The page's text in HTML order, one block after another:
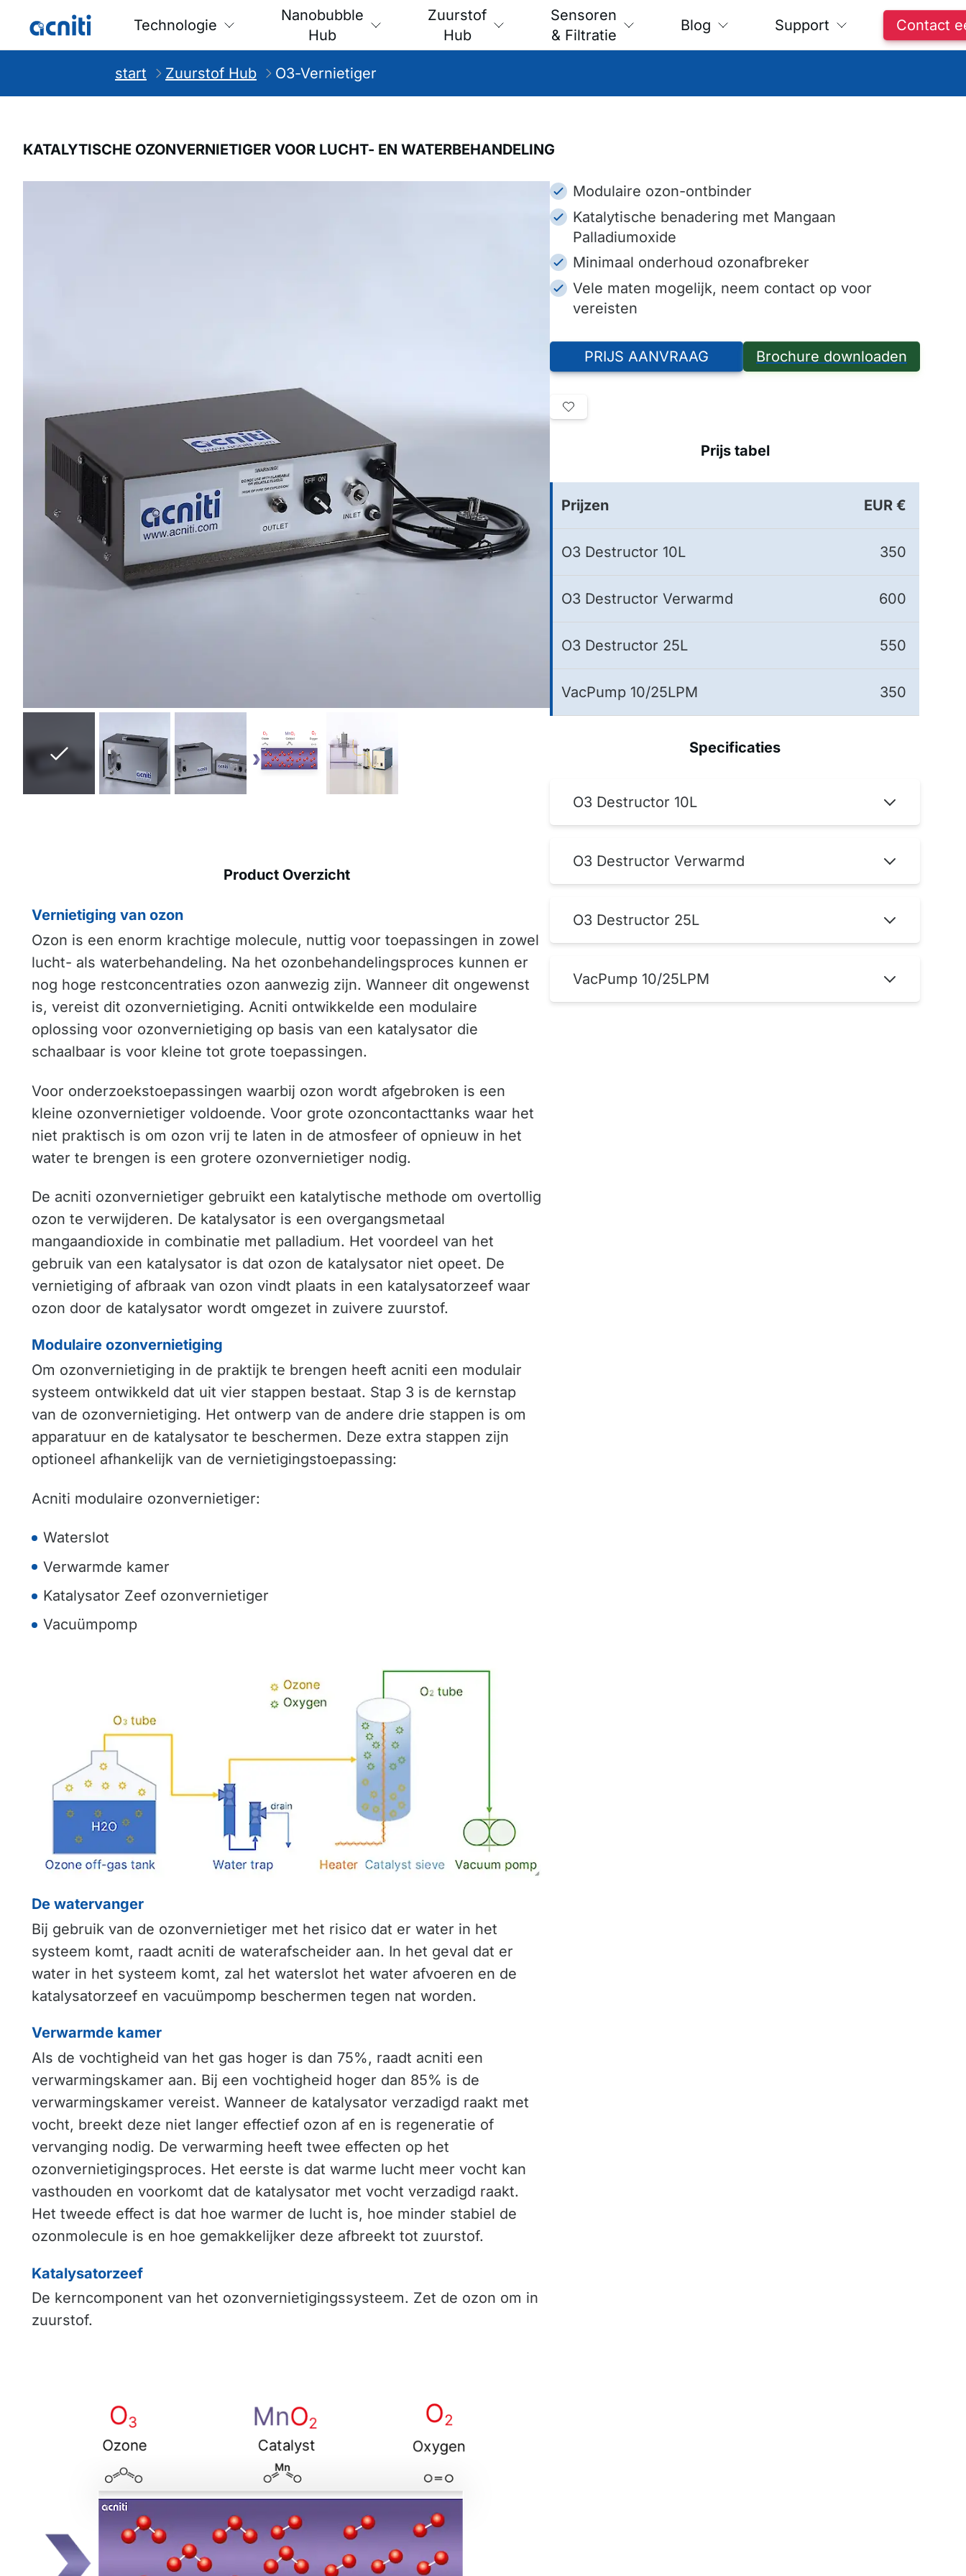
Technologie
Nanobubble
Hub
Zuurstof
Hub
Sensoren
& Filtratie
Blog Support Contact
start Zuurstof Hub O3-Vernietiger
KATALYTISCHE OZONVERNIETIGER VOOR LUCHT- EN WATERBEHANDELING
Product Overzicht
Vernietiging van ozon
Ozon is een enorm krachtige molecule, nuttig voor toepassingen in zowel
lucht- als waterbehandeling. Na het ozonbehandelingsproces kunnen er
nog hoge restconcentraties ozon aanwezig zijn. Wanneer dit ongewenst
is, vereist dit ozonvernietiging. Acniti ontwikkelde een modulaire
oplossing voor ozonvernietiging op basis van een katalysator die
schaalbaar is voor kleine tot grote toepassingen.
Voor onderzoekstoepassingen waarbij ozon wordt afgebroken is een
kleine ozonvernietiger voldoende. Voor grote ozoncontacttanks waar het
niet praktisch is om ozon vrij te laten in de atmosfeer of opnieuw in het
water te brengen is een grotere ozonvernietiger nodig.
De acniti ozonvernietiger gebruikt een katalytische methode om overtollig
ozon te verwijderen. De katalysator is een overgangsmetaal
mangaandioxide in combinatie met palladium. Het voordeel van het
gebruik van een katalysator is dat ozon de katalysator niet opeet. De
vernietiging of afbraak van ozon vindt plaats in een katalysatorzeef waar
ozon door de katalysator wordt omgezet in zuivere zuurstof.
Modulaire ozonvernietiging
Om ozonvernietiging in de praktijk te brengen heeft acniti een modulair
systeem ontwikkeld dat uit vier stappen bestaat. Stap 3 is de kernstap
van de ozonvernietiging. Het ontwerp van de andere drie stappen is om
apparatuur en de katalysator te beschermen. Deze extra stappen zijn
optioneel afhankelijk van de vernietigingstoepassing:
Acniti modulaire ozonvernietiger:
Waterslot
Verwarmde kamer
Katalysator Zeef ozonvernietiger
Vacuümpomp
De watervanger
Bij gebruik van de ozonvernietiger met het risico dat er water in het
systeem komt, raadt acniti de waterafscheider aan. In het geval dat er
water in het systeem komt, zal het waterslot het water afvoeren en de
katalysatorzeef en vacuümpomp beschermen tegen nat worden.
Verwarmde kamer
Als de vochtigheid van het gas hoger is dan 75%, raadt acniti een
verwarmingskamer aan. Bij een vochtigheid hoger dan 85% is de
verwarmingskamer vereist. Wanneer de katalysator verzadigd raakt met
vocht, breekt deze niet langer effectief ozon af en is regeneratie of
vervanging nodig. De verwarming heeft twee effecten op het
ozonvernietigingsproces. Het eerste is dat warme lucht meer vocht kan
vasthouden en voorkomt dat de katalysator met vocht verzadigd raakt.
Het tweede effect is dat hoe warmer de lucht is, hoe minder stabiel de
ozonmolecule is en hoe gemakkelijker deze afbreekt tot zuurstof.
Katalysatorzeef
De kerncomponent van het ozonvernietigingssysteem. Zet de ozon om in
zuurstof.
Modulaire ozon-ontbinder
Katalytische benadering met Mangaan
Palladiumoxide
Minimaal onderhoud ozonafbreker
Vele maten mogelijk, neem contact op voor
vereisten
PRIJS AANVRAAG Brochure downloaden
Prijs tabel
Prijzen EUR €
O3 Destructor 10L 350
O3 Destructor Verwarmd 600
O3 Destructor 25L 550
VacPump 10/25LPM 350
Specificaties
O3 Destructor 10L
O3 Destructor Verwarmd
O3 Destructor 25L
VacPump 10/25LPM